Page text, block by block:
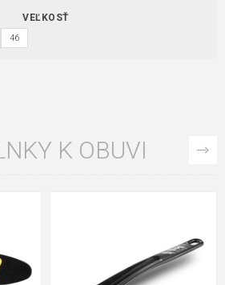
VEĽKOSŤ
46
K OBUVI